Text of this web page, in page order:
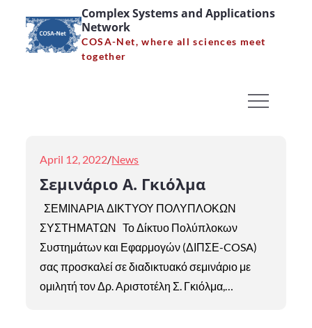
content
Complex Systems and Applications
Network
COSA-Net, where all sciences meet
together
Posted
on
April 12, 2022 News
Σεμινάριο Α. Γκιόλμα
ΣΕΜΙΝΑΡΙΑ ΔΙΚΤΥΟΥ ΠΟΛΥΠΛΟΚΩΝ
ΣΥΣΤΗΜΑΤΩΝ Το Δίκτυο Πολύπλοκων
Συστημάτων και Εφαρμογών (ΔΙΠΣΕ-COSA)
σας προσκαλεί σε διαδικτυακό σεμινάριο με
ομιλητή τον Δρ. Αριστοτέλη Σ. Γκιόλμα,…